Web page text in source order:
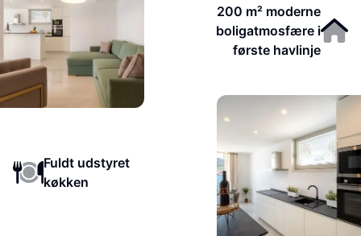
200 m² moderne
boligatmosfære i
første havlinje
Fuldt udstyret
køkken